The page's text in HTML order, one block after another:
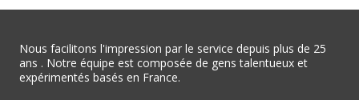
Nous facilitons l'impression par le service depuis plus de 25
ans . Notre équipe est composée de gens talentueux et
expérimentés basés en France.